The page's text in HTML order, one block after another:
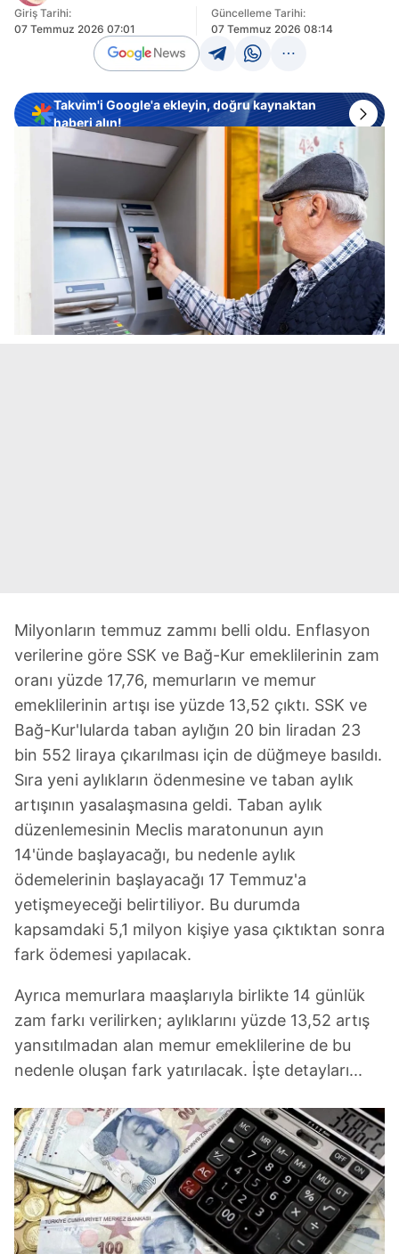
Giriş Tarihi:
07 Temmuz 2026 07:01
Güncelleme Tarihi:
07 Temmuz 2026 08:14
Takvim'i Google'a ekleyin, doğru kaynaktan
haberi alın!
Milyonların temmuz zammı belli oldu. Enflasyon
verilerine göre SSK ve Bağ-Kur emeklilerinin zam
oranı yüzde 17,76, memurların ve memur
emeklilerinin artışı ise yüzde 13,52 çıktı. SSK ve
Bağ-Kur'lularda taban aylığın 20 bin liradan 23
bin 552 liraya çıkarılması için de düğmeye basıldı.
Sıra yeni aylıkların ödenmesine ve taban aylık
artışının yasalaşmasına geldi. Taban aylık
düzenlemesinin Meclis maratonunun ayın
14'ünde başlayacağı, bu nedenle aylık
ödemelerinin başlayacağı 17 Temmuz'a
yetişmeyeceği belirtiliyor. Bu durumda
kapsamdaki 5,1 milyon kişiye yasa çıktıktan sonra
fark ödemesi yapılacak.
Ayrıca memurlara maaşlarıyla birlikte 14 günlük
zam farkı verilirken; aylıklarını yüzde 13,52 artış
yansıtılmadan alan memur emeklilerine de bu
nedenle oluşan fark yatırılacak. İşte detayları...